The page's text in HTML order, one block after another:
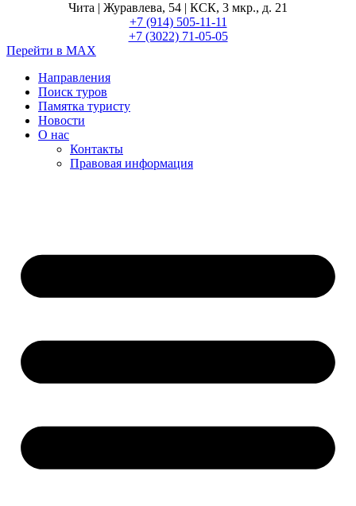
Чита | Журавлева, 54 | КСК, 3 мкр., д. 21
+7 (914) 505-11-11
+7 (3022) 71-05-05
Перейти в MAX
Направления
Поиск туров
Памятка туристу
Новости
О нас
Контакты
Правовая информация